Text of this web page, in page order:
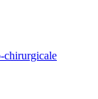
chirurgicale